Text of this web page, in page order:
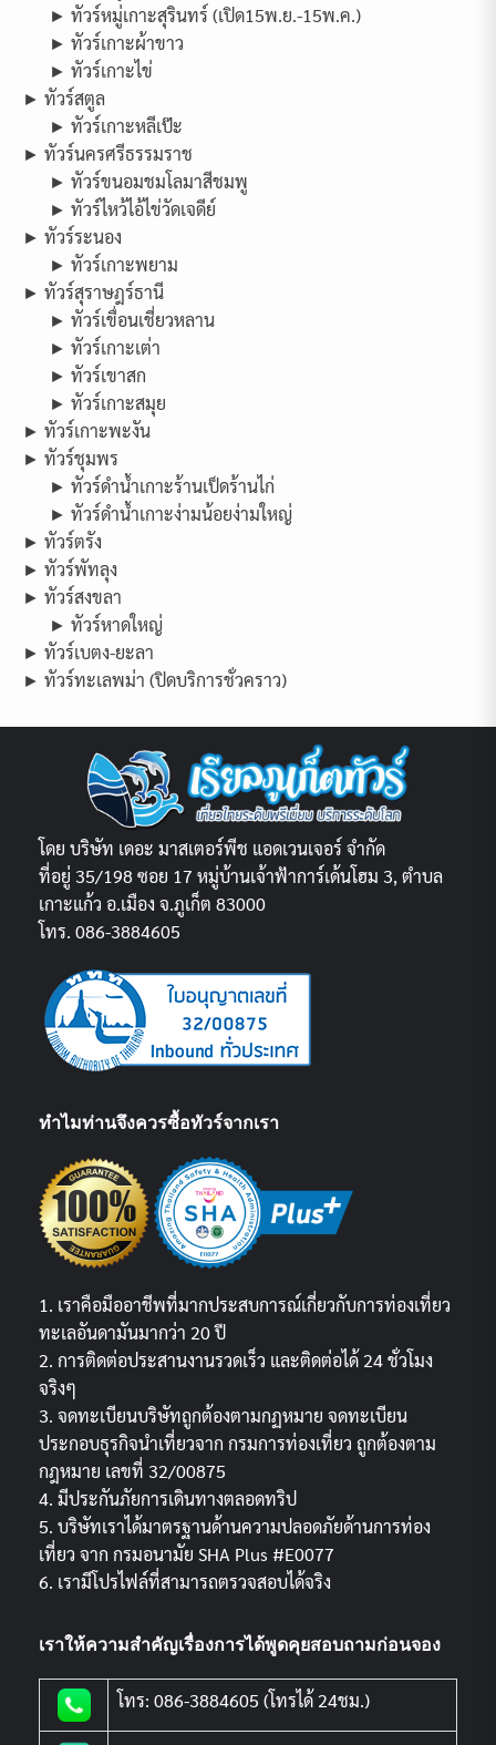
► ทัวร์หมู่เกาะสุรินทร์ (เปิด15พ.ย.-15พ.ค.)
► ทัวร์เกาะผ้าขาว
► ทัวร์เกาะไข่
► ทัวร์สตูล
► ทัวร์เกาะหลีเป๊ะ
► ทัวร์นครศรีธรรมราช
► ทัวร์ขนอมชมโลมาสีชมพู
► ทัวร์ไหว้ไอ้ไข่วัดเจดีย์
► ทัวร์ระนอง
► ทัวร์เกาะพยาม
► ทัวร์สุราษฎร์ธานี
► ทัวร์เขื่อนเชี่ยวหลาน
► ทัวร์เกาะเต่า
► ทัวร์เขาสก
► ทัวร์เกาะสมุย
► ทัวร์เกาะพะงัน
► ทัวร์ชุมพร
► ทัวร์ดำน้ำเกาะร้านเป็ดร้านไก่
► ทัวร์ดำน้ำเกาะง่ามน้อยง่ามใหญ่
► ทัวร์ตรัง
► ทัวร์พัทลุง
► ทัวร์สงขลา
► ทัวร์หาดใหญ่
► ทัวร์เบตง-ยะลา
► ทัวร์ทะเลพม่า (ปิดบริการชั่วคราว)
โดย บริษัท เดอะ มาสเตอร์พีช แอดเวนเจอร์ จำกัด
ที่อยู่ 35/198 ซอย 17 หมู่บ้านเจ้าฟ้าการ์เด้นโฮม 3, ตำบล
เกาะแก้ว อ.เมือง จ.ภูเก็ต 83000
โทร. 086-3884605
ทำไมท่านจึงควรซื้อทัวร์จากเรา
1. เราคือมืออาชีพที่มากประสบการณ์เกี่ยวกับการท่องเที่ยว
ทะเลอันดามันมากว่า 20 ปี
2. การติดต่อประสานงานรวดเร็ว และติดต่อได้ 24 ชั่วโมง
จริงๆ
3. จดทะเบียนบริษัทถูกต้องตามกฏหมาย จดทะเบียน
ประกอบธุรกิจนำเที่ยวจาก กรมการท่องเที่ยว ถูกต้องตาม
กฎหมาย เลขที่ 32/00875
4. มีประกันภัยการเดินทางตลอดทริป
5. บริษัทเราได้มาตรฐานด้านความปลอดภัยด้านการท่อง
เที่ยว จาก กรมอนามัย SHA Plus #E0077
6. เรามีโปรไฟล์ที่สามารถตรวจสอบได้จริง
เราให้ความสำคัญเรื่องการได้พูดคุยสอบถามก่อนจอง
โทร: 086-3884605 (โทรได้ 24ชม.)